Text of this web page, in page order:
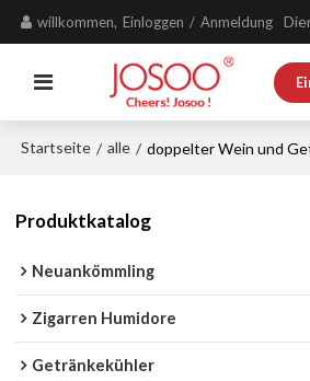
willkommen, Einloggen / Anmeldung
Startseite / alle / doppelter Wein und
Produktkatalog
Neuankömmling
Zigarren Humidore
Getränkekühler